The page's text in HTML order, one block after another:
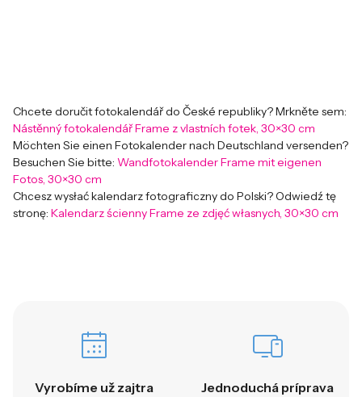
Chcete doručit fotokalendář do České republiky? Mrkněte sem:
Nástěnný fotokalendář Frame z vlastních fotek, 30×30 cm
Möchten Sie einen Fotokalender nach Deutschland versenden?
Besuchen Sie bitte: Wandfotokalender Frame mit eigenen
Fotos, 30×30 cm
Chcesz wysłać kalendarz fotograficzny do Polski? Odwiedź tę
stronę: Kalendarz ścienny Frame ze zdjęć własnych, 30×30 cm
Vyrobíme už zajtra Jednoduchá príprava